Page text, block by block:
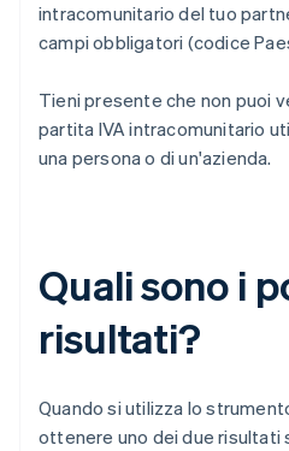
intracomunitario del tuo
campi obbligatori (codice
Tieni presente che non puoi
partita IVA intracomunitario
una persona o di un'azienda.
Quali sono i
risultati?
Quando si utilizza lo
ottenere uno dei due risultati